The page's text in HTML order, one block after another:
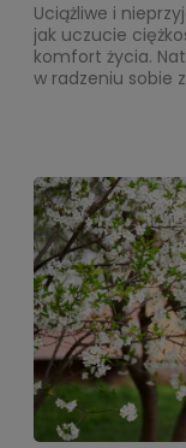
Uciążliwe i
jak uczucie
komfort życia.
w radzeniu sobie